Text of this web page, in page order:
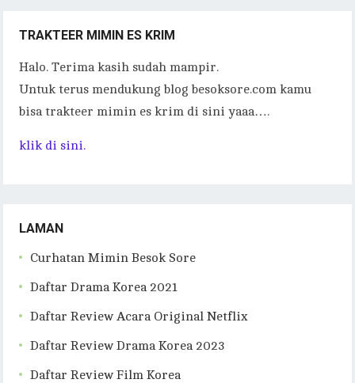
TRAKTEER MIMIN ES KRIM
Halo. Terima kasih sudah mampir.
Untuk terus mendukung blog besoksore.com kamu
bisa trakteer mimin es krim di sini yaaa….
klik di sini.
LAMAN
Curhatan Mimin Besok Sore
Daftar Drama Korea 2021
Daftar Review Acara Original Netflix
Daftar Review Drama Korea 2023
Daftar Review Film Korea